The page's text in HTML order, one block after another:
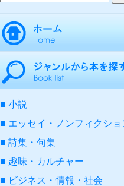
小説
エッセイ・ノンフィクショ
詩集・句集
趣味・カルチャー
ビジネス・情報・社会